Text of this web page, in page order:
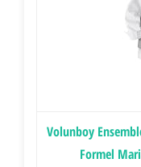
Volunboy
Formel